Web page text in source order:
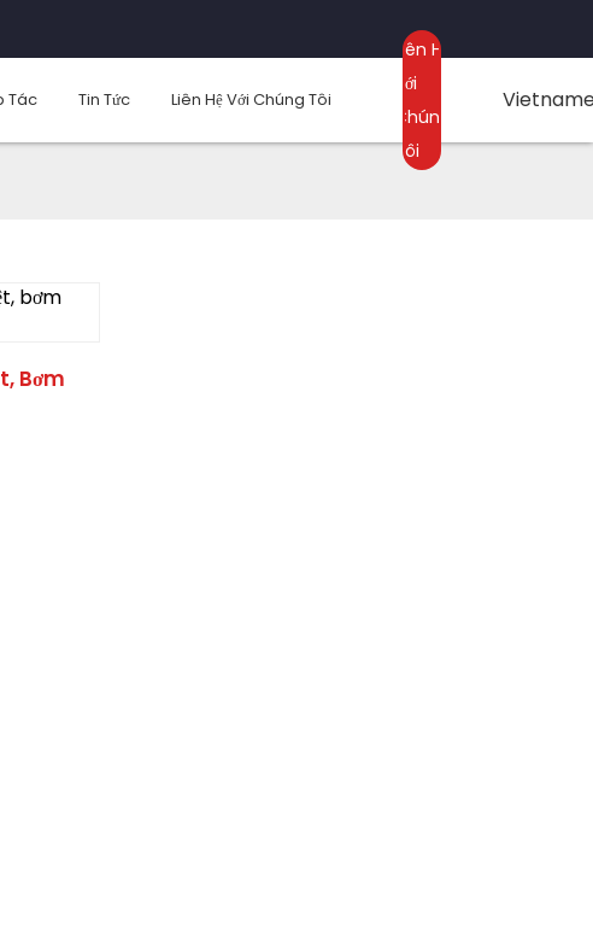
Tác Tin Tức Liên Hệ Với Chúng Tôi
Liên Hệ
Với
Chúng
Tôi
Bơm